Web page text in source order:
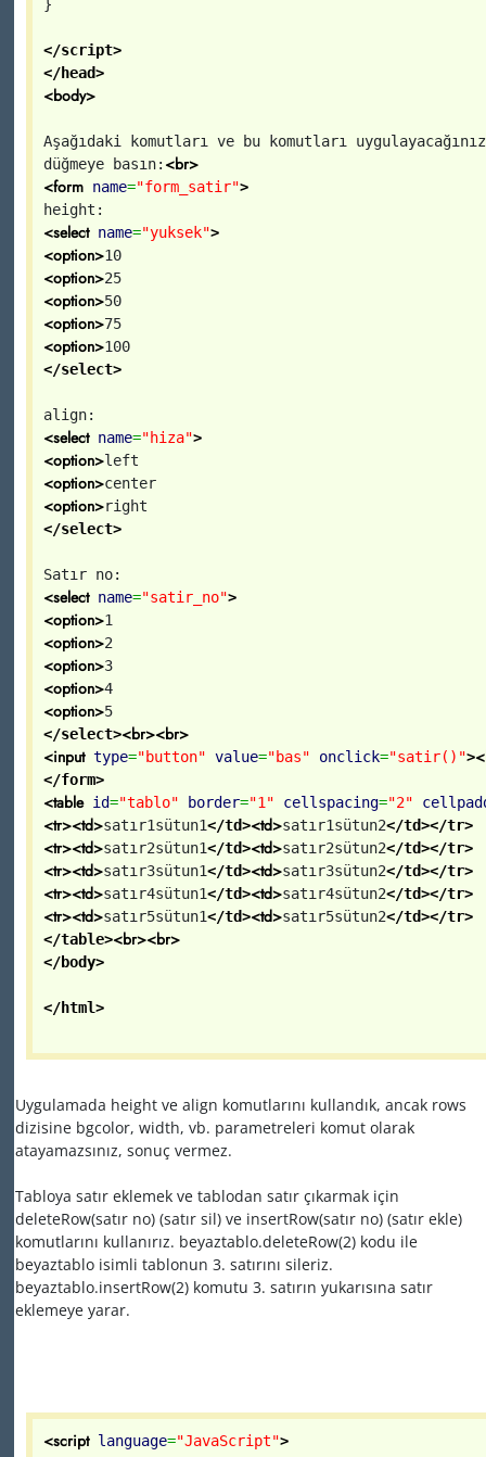
}
</script>
</head>
<body>
Aşağıdaki komutları ve bu komutları
düğmeye basın: <br>
<form name="form_satir">
height:
<select name="yuksek">
<option>10
<option>25
<option>50
<option>75
<option>100
</select>
align:
<select name="hiza">
<option>left
<option>center
<option>right
</select>
Satır no:
<select name="satir_no">
<option>1
<option>2
<option>3
<option>4
<option>5
</select><br><br>
<input type="button" value="bas" onclick="satir()">
</form>
<table id="tablo" border="1" cellspacing="2"
<tr><td>satır1sütun1</td><td>satır1sütun2</td></tr>
<tr><td>satır2sütun1</td><td>satır2sütun2</td></tr>
<tr><td>satır3sütun1</td><td>satır3sütun2</td></tr>
<tr><td>satır4sütun1</td><td>satır4sütun2</td></tr>
<tr><td>satır5sütun1</td><td>satır5sütun2</td></tr>
</table><br><br>
</body>
</html>
Uygulamada height ve align komutlarını kullandık, ancak rows
dizisine bgcolor, width, vb. parametreleri komut olarak
atayamazsınız, sonuç vermez.
Tabloya satır eklemek ve tablodan satır çıkarmak için
deleteRow(satır no) (satır sil) ve insertRow(satır no) (satır ekle)
komutlarını kullanırız. beyaztablo.deleteRow(2) kodu ile
beyaztablo isimli tablonun 3. satırını sileriz.
beyaztablo.insertRow(2) komutu 3. satırın yukarısına satır
eklemeye yarar.
<script language="JavaScript">